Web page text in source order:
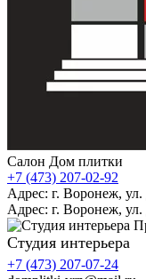
Салон Дом плитки
+7 (473) 207-02-92
Адрес: г. Воронеж,
Адрес: г. Воронеж,
Студия интерьера
+7 (473) 207-07-24